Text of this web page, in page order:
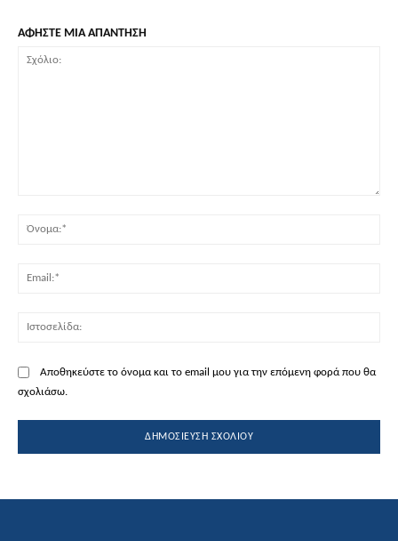
ΑΦΗΣΤΕ ΜΙΑ ΑΠΑΝΤΗΣΗ
Αποθηκεύστε το όνομα και το email μου για την επόμενη φορά που θα
σχολιάσω.